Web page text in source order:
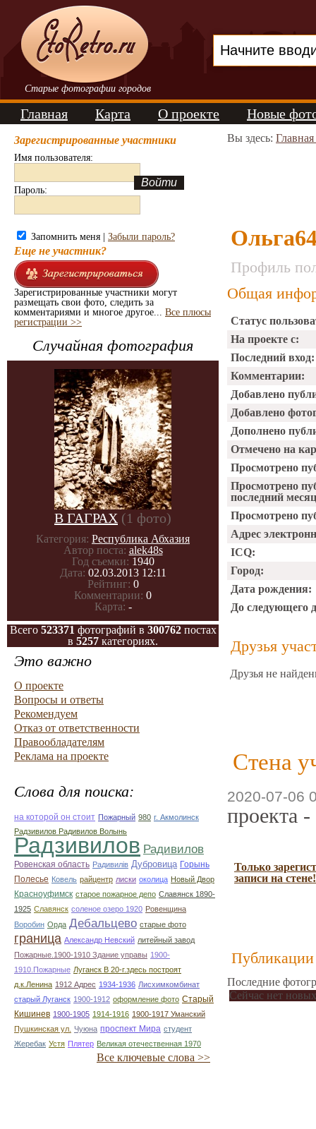
Старые фотографии городов
Главная Карта О проекте Новые
Зарегистрированные участники
Имя пользователя:
Пароль:
Запомнить меня | Забыли пароль?
Еще не участник?
Зарегистрированные участники могут
размещать свои фото, следить за
комментариями и многое другое... Все плюсы
регистрации >>
Случайная фотография
В ГАГРАХ (1 фото)
Категория: Республика Абхазия
Автор поста: alek48s
Год съемки: 1940
Дата: 02.03.2013 12:11
Рейтинг: 0
Комментарии: 0
Карта: -
Всего 523371 фотографий в 300762постах
в 5257 категориях.
Это важно
О проекте
Вопросы и ответы
Рекомендуем
Отказ от ответственности
Правообладателям
Реклама на проекте
Слова для поиска:
на которой он стоит Пожарный 980 г. Акмолинск
Радзивилов Радивилов Волынь
Радзивилов Радивилов
Ровенская область Радивилiв Дубровица Горынь
Полесье Ковель райцентр лиски околица Новый Двор
Красноуфимск старое пожарное депо Славянск 1890-
1925 Славянск соленое озеро 1920 Ровенщина
Воробин Орда Дебальцево старые фото
граница Александр Невский литейный завод
Пожарные.1900-1910 Здание управы 1900-
1910.Пожарные Луганск В 20-г.здесь построят
д.к.Ленина 1912 Адрес 1934-1936 Лисхимкомбинат
старый Луганск 1900-1912 оформление фото Старый
Кишинев 1900-1905 1914-1916 1900-1917 Уманский
Пушкинская ул.
Чуюна проспект Мира студент
Жеребак Устя Плятер Великая отечественная 1970
Все ключевые слова >>
Вы здесь:
Профиль
Общая
Статус
На проекте с:
Последний вход:
Комментарии:
Добавлено
Добавлено
Дополнено
Отмечено на
Просмотрено
Просмотрено
последний
Просмотрено
Адрес
ICQ:
Город:
Дата рождения:
До следующего
Друзья
Друзья не
Стена
2020-07-06
проекта
Только
записи на стене!
Публикации
Последние
Сейчас нет